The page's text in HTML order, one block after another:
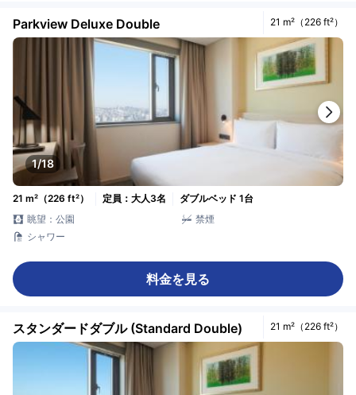
Parkview Deluxe Double 21 m²（226 ft²）
1/18
21 m²（226 ft²） 定員：大人3名
ダブルベッド 1台
眺望：公園
禁煙
シャワー
料金を見る
スタンダードダブル (Standard Double) 21 m²（226 ft²）